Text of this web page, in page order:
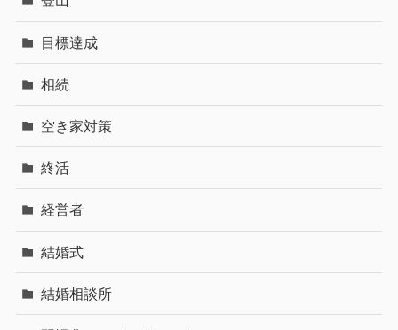
目標達成
相続
空き家対策
終活
経営者
結婚式
結婚相談所